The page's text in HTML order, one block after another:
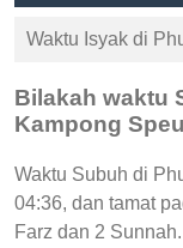
Waktu Isyak di
Bilakah waktu
Kampong
Waktu Subuh di
04:36, dan tamat
Farz dan 2 Sunnah.